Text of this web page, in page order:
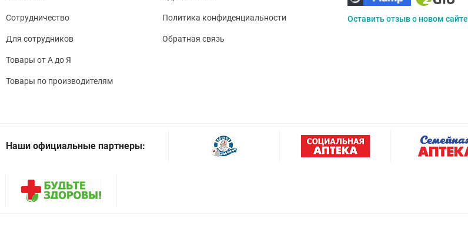
Сотрудничество
Для сотрудников
Товары от А до Я
Товары по производителям
Политика конфиденциальности
Обратная связь
Оставить отзыв о новом сайте
Наши официальные партнеры: